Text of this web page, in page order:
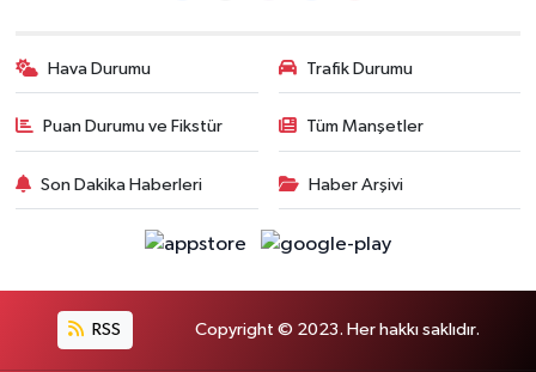
Hava Durumu Trafik Durumu
Puan Durumu ve Fikstür Tüm Manşetler
Son Dakika Haberleri Haber Arşivi
RSS Copyright © 2023. Her hakkı saklıdır.